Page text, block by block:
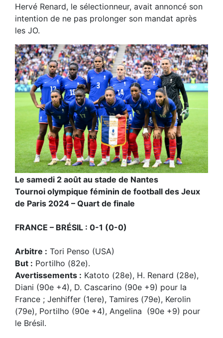
Hervé Renard, le sélectionneur, avait annoncé son
intention de ne pas prolonger son mandat après
les JO.
Le samedi 2 août au stade de Nantes
Tournoi olympique féminin de football des Jeux
de Paris 2024 – Quart de finale
FRANCE – BRÉSIL : 0-1 (0-0)
Arbitre : Tori Penso (USA)
But : Portilho (82e).
Avertissements : Katoto (28e), H. Renard (28e),
Diani (90e +4), D. Cascarino (90e +9) pour la
France ; Jenhiffer (1ere), Tamires (79e), Kerolin
(79e), Portilho (90e +4), Angelina (90e +9) pour
le Brésil.